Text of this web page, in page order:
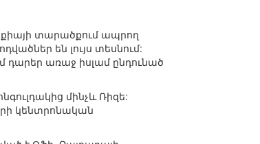
տարածքում ապրող
են լույս տեսնում:
դարեր առաջ իսլամ ընդունած
մինչև Ռիզե:
կենտրոնական